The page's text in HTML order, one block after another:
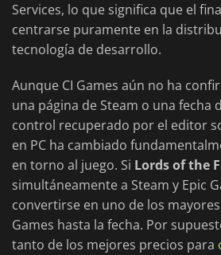
Services, lo que significa que el
centrarse puramente en la
tecnología de desarrollo.
Aunque CI Games aún no ha
una página de Steam o una fecha
control recuperado por el editor
en PC ha cambiado
en torno al juego. Si Lords of the
simultáneamente a Steam y Epic
convertirse en uno de los
Games hasta la fecha. Por
tanto de los mejores precios para